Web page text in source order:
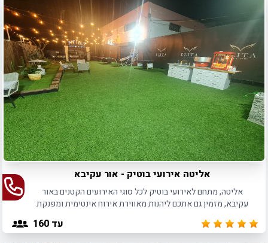
אליטה אירועי בוטיק - אור עקיבא
אליטה, מתחם לאירועי בוטיק לכל סוגי האירועים הקטנים באור
עקיבא, מזמין גם אתכם ליהנות מאווירת אירוח אינטימית ומפנקת
עד 160